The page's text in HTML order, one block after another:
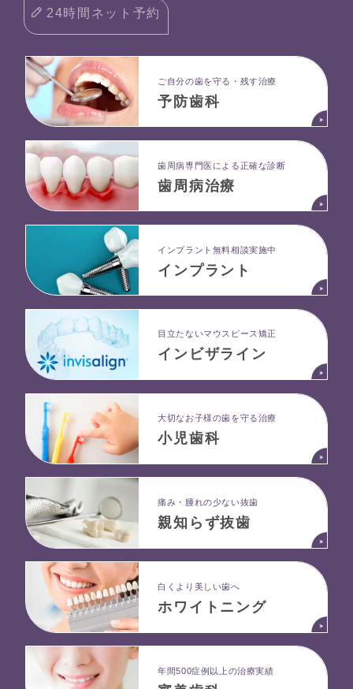
24時間ネット予約
ご自分の歯を守る・残す治療
予防歯科
⻭周病専⾨医による正確な診断
歯周病治療
インプラント無料相談実施中
インプラント
目立たないマウスピース矯正
インビザライン
大切なお子様の歯を守る治療
小児歯科
痛み・腫れの少ない抜歯
親知らず抜歯
白くより美しい歯へ
ホワイトニング
年間500症例以上の治療実績